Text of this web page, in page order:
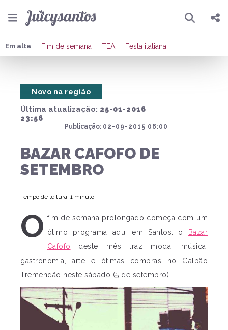
Pesquisar
Compartilhar
Em alta Fim de semana TEA Festa italiana
Última atualização: 25-01-2016
23:56
Publicação: 02-09-2015 08:00
Novo na região
BAZAR CAFOFO DE
SETEMBRO
Tempo de leitura: 1 minuto
O fim de semana prolongado começa com um
ótimo programa aqui em Santos: o
Bazar
Cafofo deste mês traz moda, música,
gastronomia, arte e ótimas compras no Galpão
Tremendão neste sábado (5 de setembro).